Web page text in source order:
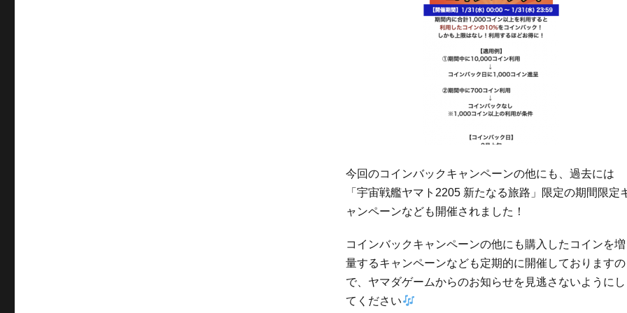
今回のコインバックキャンペーンの他にも、過去には
「宇宙戦艦ヤマト2205 新たなる旅路」限定の期間限定
ャンペーンなども開催されました！
コインバックキャンペーンの他にも購入したコインを増
量するキャンペーンなども定期的に開催しておりますの
で、ヤマダゲームからのお知らせを見逃さないようにし
てください